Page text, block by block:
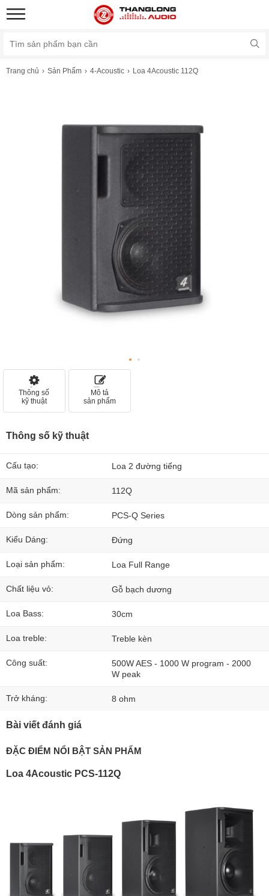
Trang chủ Sản Phẩm 4-Acoustic Loa 4Acoustic 112Q
Thông số
kỹ thuật
Mô tả
sản phẩm
Thông số kỹ thuật
Cấu tạo: Loa 2 đường tiếng
Mã sản phẩm: 112Q
Dòng sản phẩm: PCS-Q Series
Kiểu Dáng: Đứng
Loại sản phẩm: Loa Full Range
Chất liệu vỏ: Gỗ bạch dương
Loa Bass: 30cm
Loa treble: Treble kèn
Công suất:
500W AES - 1000 W program - 2000
W peak
Trở kháng: 8 ohm
Bài viết đánh giá
ĐẶC ĐIỂM NỔI BẬT SẢN PHẨM
Loa 4Acoustic PCS-112Q